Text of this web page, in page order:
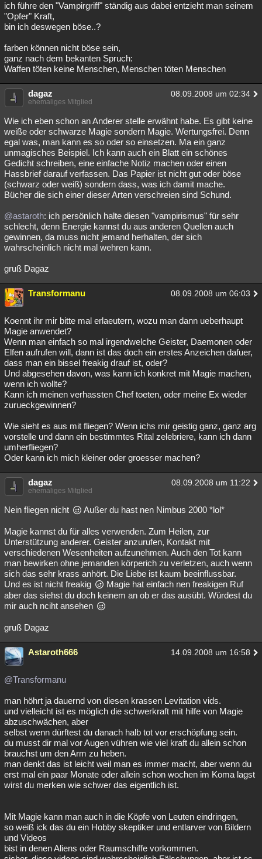
ich führe den "Vampirgriff" ständig aus dabei entzieht man seinem
"Opfer" Kraft,
bin ich deswegen böse..?
farben können nicht böse sein,
ganz nach dem bekanten Spruch:
Waffen töten keine Menschen, Menschen töten Menschen
dagaz 08.09.2008 um 02:34
ehemaliges Mitglied
Wie ich eben schon an Anderer stelle erwähnt habe. Es gibt keine
weiße oder schwarze Magie sondern Magie. Wertungsfrei. Denn
egal was, man kann es so oder so einsetzen. Ma ein ganz
unmagisches Beispiel. Ich kann auch ein Blatt ein schönes
Gedicht schreiben, eine einfache Notiz machen oder einen
Hassbrief darauf verfassen. Das Papier ist nicht gut oder böse
(schwarz oder weiß) sondern dass, was ich damit mache.
Bücher die sich einer dieser Arten verschreien sind Schund.
@astaroth: ich persönlich halte diesen "vampirismus" für sehr
schlecht, denn Energie kannst du aus anderen Quellen auch
gewinnen, da muss nicht jemand herhalten, der sich
wahrscheinlich nicht mal wehren kann.
gruß Dagaz
Transformanu 08.09.2008 um 06:03
Koennt ihr mir bitte mal erlaeutern, wozu man dann ueberhaupt
Magie anwendet?
Wenn man einfach so mal irgendwelche Geister, Daemonen oder
Elfen aufrufen will, dann ist das doch ein erstes Anzeichen dafuer,
dass man ein bissel freakig drauf ist, oder?
Und abgesehen davon, was kann ich konkret mit Magie machen,
wenn ich wollte?
Kann ich meinen verhassten Chef toeten, oder meine Ex wieder
zurueckgewinnen?
Wie sieht es aus mit fliegen? Wenn ichs mir geistig ganz, ganz arg
vorstelle und dann ein bestimmtes Rital zelebriere, kann ich dann
umherfliegen?
Oder kann ich mich kleiner oder groesser machen?
dagaz 08.09.2008 um 11:22
ehemaliges Mitglied
Nein fliegen nicht Außer du hast nen Nimbus 2000 *lol*
Magie kannst du für alles verwenden. Zum Heilen, zur
Unterstützung anderer. Geister anzurufen, Kontakt mit
verschiedenen Wesenheiten aufzunehmen. Auch den Tot kann
man bewirken ohne jemanden körperich zu verletzen, auch wenn
sich das sehr krass anhört. Die Liebe ist kaum beeinflussbar.
Und es ist nicht freakig
Magie hat einfach nen freakigen Ruf
aber das siehst du doch keinem an ob er das ausübt. Würdest du
mir auch nciht ansehen
gruß Dagaz
Astaroth666 14.09.2008 um 16:58
@Transformanu
man höhrt ja dauernd von diesen krassen Levitation vids.
und vielleicht ist es möglich die schwerkraft mit hilfe von Magie
abzuschwächen, aber
selbst wenn dürftest du danach halb tot vor erschöpfung sein.
du musst dir mal vor Augen vühren wie viel kraft du allein schon
brauchst um den Arm zu heben.
man denkt das ist leicht weil man es immer macht, aber wenn du
erst mal ein paar Monate oder allein schon wochen im Koma lagst
wirst du merken wie schwer das eigentlich ist.
Mit Magie kann man auch in die Köpfe von Leuten eindringen,
so weiß ick das du ein Hobby skeptiker und entlarver von Bildern
und Videos
bist in denen Aliens oder Raumschiffe vorkommen.